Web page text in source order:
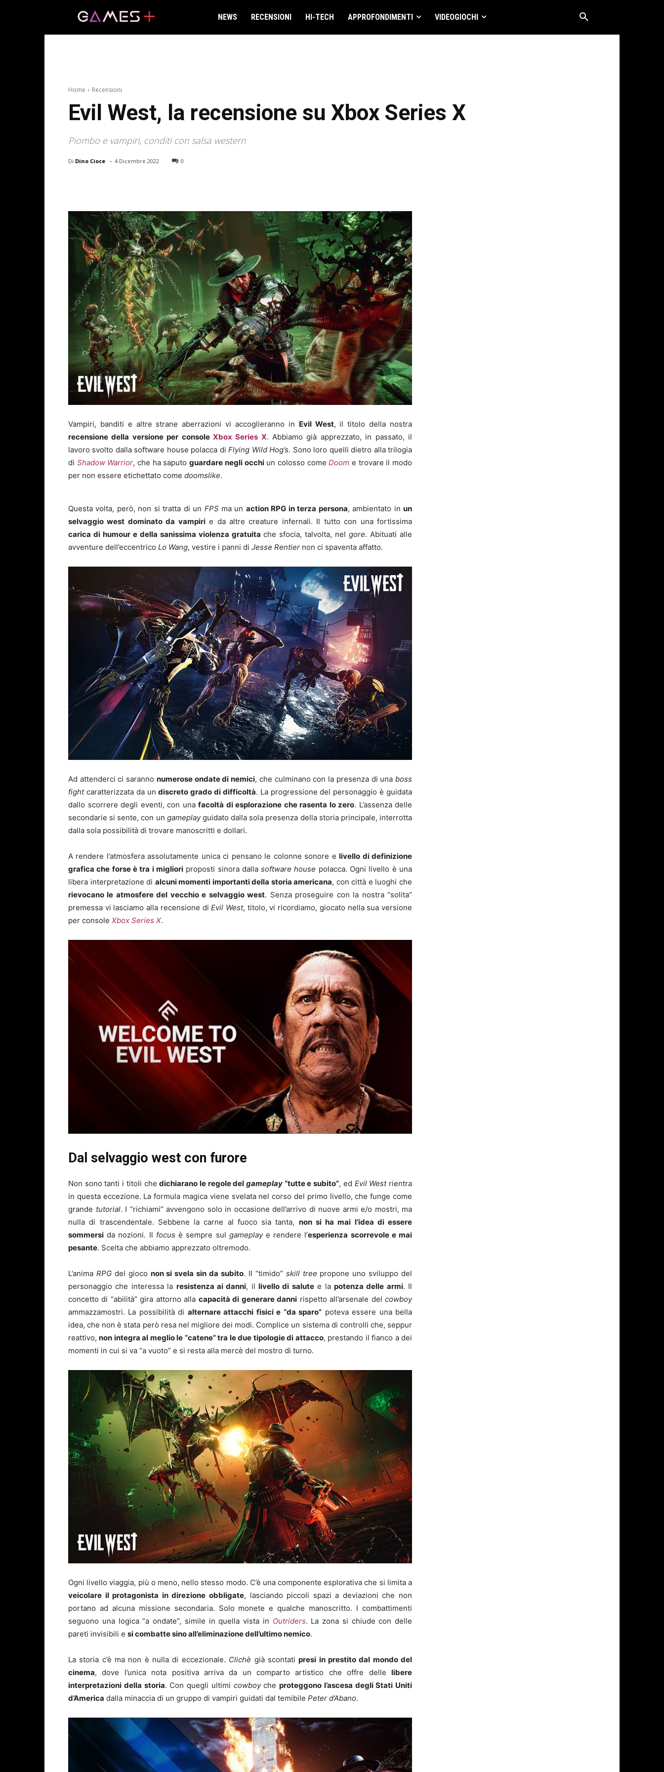
NEWS RECENSIONI HI-TECH APPROFONDIMENTI VIDEOGIOCHI
Home Recensioni
Evil West, la recensione su Xbox Series X
Piombo e vampiri, conditi con salsa western
Di Dino Cioce - 4 Dicembre 2022 0
Vampiri, banditi e altre strane aberrazioni vi accoglieranno in Evil West, il titolo della nostra
recensione della versione per console Xbox Series X. Abbiamo già apprezzato, in passato, il
lavoro svolto dalla software house polacca diFlying Wild Hog’s. Sono loro quelli dietro alla trilogia
di Shadow Warrior, che ha saputoguardare negli occhiun colosso comeDoom e trovare il modo
per non essere etichettato come doomslike.
Questa volta, però, non si tratta di un FPSma un action RPG in terza persona, ambientato inun
selvaggio west dominato da vampirie da altre creature infernali. Il tutto con una fortissima
carica di humour e della sanissima violenza gratuita che sfocia, talvolta, nelgore. Abituati alle
avventure dell’eccentrico Lo Wang, vestire i panni di Jesse Rentier non ci spaventa affatto.
Ad attenderci ci saranno numerose ondate di nemici, che culminano con la presenza di unaboss
fightcaratterizzata da undiscreto grado di difficoltà. La progressione del personaggio è guidata
dallo scorrere degli eventi, con una facoltà di esplorazione che rasenta lo zero. L’assenza delle
secondarie si sente, con un gameplayguidato dalla sola presenza della storia principale, interrotta
dalla sola possibilità di trovare manoscritti e dollari.
A rendere l’atmosfera assolutamente unica ci pensano le colonne sonore elivello di definizione
grafica che forse è tra i miglioriproposti sinora dallasoftware house polacca. Ogni livello è una
libera interpretazione di alcuni momenti importanti della storia americana, con città e luoghi che
rievocano le atmosfere del vecchio e selvaggio west. Senza proseguire con la nostra “solita”
premessa vi lasciamo alla recensione diEvil West, titolo, vi ricordiamo, giocato nella sua versione
per console Xbox Series X.
Dal selvaggio west con furore
Non sono tanti i titoli chedichiarano le regole delgameplay “tutte e subito”, ed Evil Westrientra
in questa eccezione. La formula magica viene svelata nel corso del primo livello, che funge come
grande tutorial. I “richiami” avvengono solo in occasione dell’arrivo di nuove armi e/o mostri, ma
nulla di trascendentale. Sebbene la carne al fuoco sia tanta, non si ha mai l’idea di essere
sommersi da nozioni. Il focus è sempre sul gameplaye rendere l’esperienza scorrevole e mai
pesante. Scelta che abbiamo apprezzato oltremodo.
L’anima RPGdel gioco non si svela sin da subito. Il “timido” skill tree propone uno sviluppo del
personaggio che interessa la resistenza ai danni, il livello di salutee la potenza delle armi. Il
concetto di “abilità” gira attorno alla capacità di generare danni rispetto all’arsenale delcowboy
ammazzamostri. La possibilità di alternare attacchi fisici e “da sparo” poteva essere una bella
idea, che non è stata però resa nel migliore dei modi. Complice un sistema di controlli che, seppur
reattivo,non integra al meglio le “catene” tra le due tipologie di attacco, prestando il fianco a dei
momenti in cui si va “a vuoto” e si resta alla mercè del mostro di turno.
Ogni livello viaggia, più o meno, nello stesso modo. C’è una componente esplorativa che si limita a
veicolare il protagonista in direzione obbligate, lasciando piccoli spazi a deviazioni che non
portano ad alcuna missione secondaria. Solo monete e qualche manoscritto. I combattimenti
seguono una logica “a ondate”, simile in quella vista in Outriders. La zona si chiude con delle
pareti invisibili e si combatte sino all’eliminazione dell’ultimo nemico.
La storia c’è ma non è nulla di eccezionale. Clichè già scontatipresi in prestito dal mondo del
cinema, dove l’unica nota positiva arriva da un comparto artistico che offre delle libere
interpretazioni della storia. Con quegli ultimi cowboyche proteggono l’ascesa degli Stati Uniti
d’America dalla minaccia di un gruppo di vampiri guidati dal temibile Peter d’Abano.